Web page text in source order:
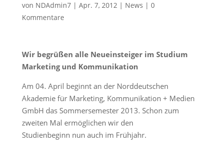
von NDAdmin7| Apr. 7, 2012| News | 0
Kommentare
Wir begrüßen alle Neueinsteiger im Studium
Marketing und Kommunikation
Am 04. April beginnt an der Norddeutschen
Akademie für Marketing, Kommunikation + Medien
GmbH das Sommersemester 2013. Schon zum
zweiten Mal ermöglichen wir den
Studienbeginn nun auch im Frühjahr.